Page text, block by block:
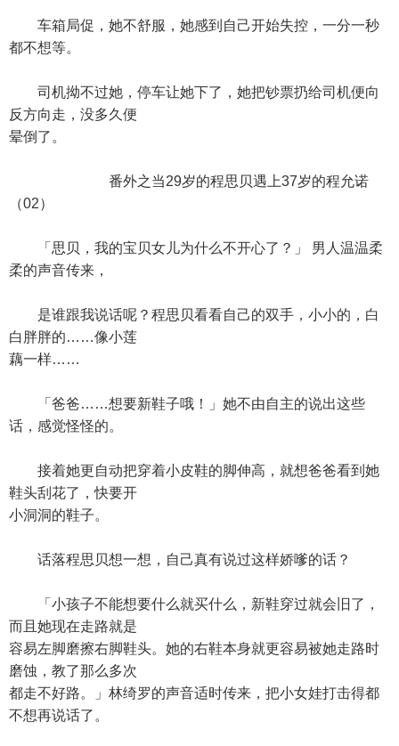
车箱局促，她不舒服，她感到自己开始失控，一分一秒
都不想等。
司机拗不过她，停车让她下了，她把钞票扔给司机便向
反方向走，没多久便
晕倒了。
番外之当29岁的程思贝遇上37岁的程允诺
（02）
「思贝，我的宝贝女儿为什么不开心了？」 男人温温柔
柔的声音传来，
是谁跟我说话呢？程思贝看看自己的双手，小小的，白
白胖胖的……像小莲
藕一样……
「爸爸……想要新鞋子哦！」她不由自主的说出这些
话，感觉怪怪的。
接着她更自动把穿着小皮鞋的脚伸高，就想爸爸看到她
鞋头刮花了，快要开
小洞洞的鞋子。
话落程思贝想一想，自己真有说过这样娇嗲的话？
「小孩子不能想要什么就买什么，新鞋穿过就会旧了，
而且她现在走路就是
容易左脚磨擦右脚鞋头。她的右鞋本身就更容易被她走路时
磨蚀，教了那么多次
都走不好路。」林绮罗的声音适时传来，把小女娃打击得都
不想再说话了。